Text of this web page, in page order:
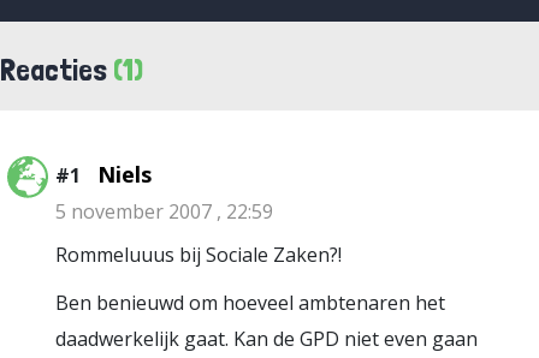
Reacties (1)
#1 Niels
5 november 2007 , 22:59
Rommeluuus bij Sociale Zaken?!
Ben benieuwd om hoeveel ambtenaren het
daadwerkelijk gaat. Kan de GPD niet even gaan